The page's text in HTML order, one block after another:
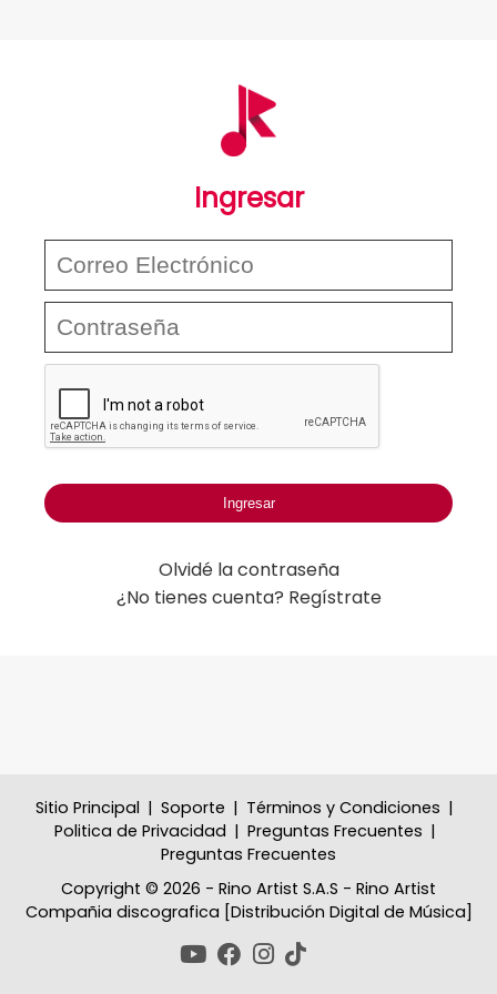
Ingresar
Olvidé la contraseña
¿No tienes cuenta? Regístrate
Sitio Principal | Soporte | Términos y Condiciones |
Politica de Privacidad | Preguntas Frecuentes |
Preguntas Frecuentes
Copyright © 2026 - Rino Artist S.A.S - Rino Artist
Compañia discografica [Distribución Digital de Música]